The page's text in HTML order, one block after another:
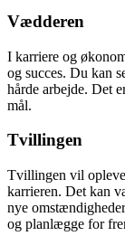
Vædderen
I karriere og
og succes. Du kan
hårde arbejde. Det
mål.
Tvillingen
Tvillingen vil
karrieren. Det kan
nye
og planlægge for